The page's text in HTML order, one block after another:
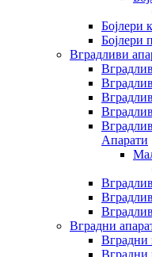
Бојлери
Бојлери
Вградливи
Апарати
Вградни
Вградни